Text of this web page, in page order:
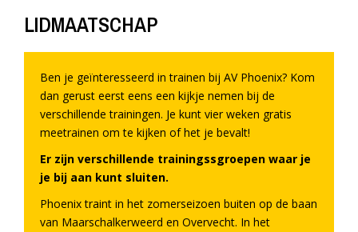
LIDMAATSCHAP
Ben je geïnteresseerd in trainen bij AV Phoenix? Kom
dan gerust eerst eens een kijkje nemen bij de
verschillende trainingen. Je kunt vier weken gratis
meetrainen om te kijken of het je bevalt!
Er zijn verschillende trainingssgroepen waar je
je bij aan kunt sluiten.
Phoenix traint in het zomerseizoen buiten op de baan
van Maarschalkerweerd en Overvecht. In het